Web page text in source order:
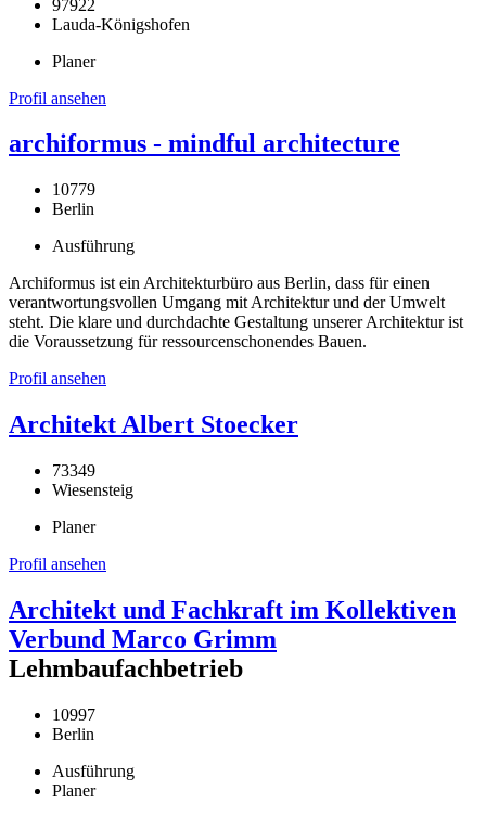
97922
Lauda-Königshofen
Planer
Profil ansehen
archiformus - mindful architecture
10779
Berlin
Ausführung
Archiformus ist ein Architekturbüro aus Berlin, dass für einen
verantwortungsvollen Umgang mit Architektur und der Umwelt
steht. Die klare und durchdachte Gestaltung unserer Architektur ist
die Voraussetzung für ressourcenschonendes Bauen.
Profil ansehen
Architekt Albert Stoecker
73349
Wiesensteig
Planer
Profil ansehen
Architekt und Fachkraft im Kollektiven
Verbund Marco Grimm
Lehmbaufachbetrieb
10997
Berlin
Ausführung
Planer